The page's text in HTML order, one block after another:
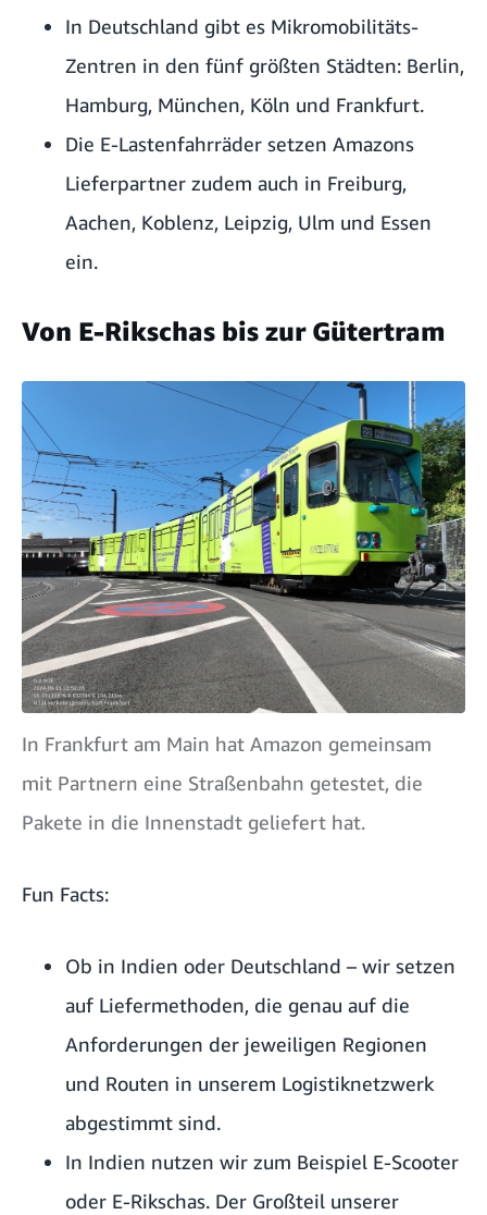
In Deutschland gibt es Mikromobilitäts-
Zentren in den fünf größten Städten: Berlin,
Hamburg, München, Köln und Frankfurt.
Die E-Lastenfahrräder setzen Amazons
Lieferpartner zudem auch in Freiburg,
Aachen, Koblenz, Leipzig, Ulm und Essen
ein.
Von E-Rikschas bis zur Gütertram
In Frankfurt am Main hat Amazon gemeinsam
mit Partnern eine Straßenbahn getestet, die
Pakete in die Innenstadt geliefert hat.
Fun Facts:
Ob in Indien oder Deutschland – wir setzen
auf Liefermethoden, die genau auf die
Anforderungen der jeweiligen Regionen
und Routen in unserem Logistiknetzwerk
abgestimmt sind.
In Indien nutzen wir zum Beispiel E-Scooter
oder E-Rikschas. Der Großteil unserer